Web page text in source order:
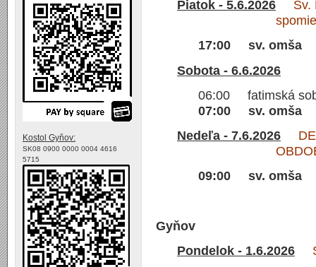
Piatok - 5.6.2026 Sv.
17:00 sv. omša
Sobota - 6.6.2026
06:00 fatimská
07:00 sv. omša
Nedeľa - 7.6.2026
09:00 sv. omša
Gyňov
Pondelok - 1.6.2026
Kostol Gyňov:
SK08 0900 0000 0004 4616
5715